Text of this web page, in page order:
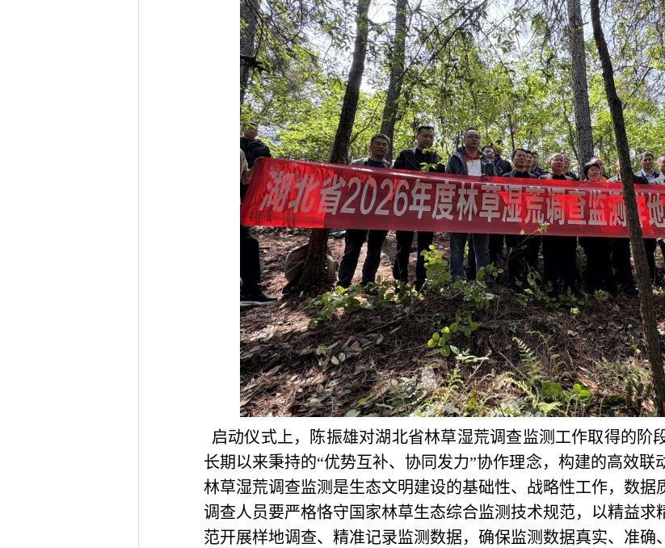
启动仪式上，陈振雄对湖北省林草湿荒调查监测 工作取得的阶
长期以来秉持的“优势互补、协同发力”协作理念，构建的高效联
林草湿荒调查监测是生态文明建设的基础性、战略性工作，数据
调查人员要严格恪守国家林草生态综合监测技术规范，以精益求
范开展样地调查、精准记录监测数据，确保监测数据真实、准确